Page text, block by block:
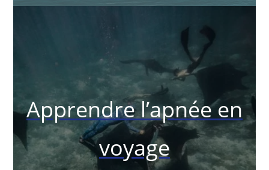
Apprendre l’apnée en
voyage